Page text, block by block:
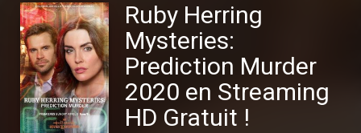
Ruby Herring
Mysteries:
Prediction Murder
2020 en Streaming
HD Gratuit !